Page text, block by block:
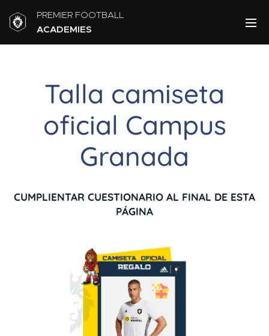
PREMIER FOOTBALL
ACADEMIES
Talla camiseta
oficial Campus
Granada
CUMPLIENTAR CUESTIONARIO AL FINAL DE ESTA
PÁGINA